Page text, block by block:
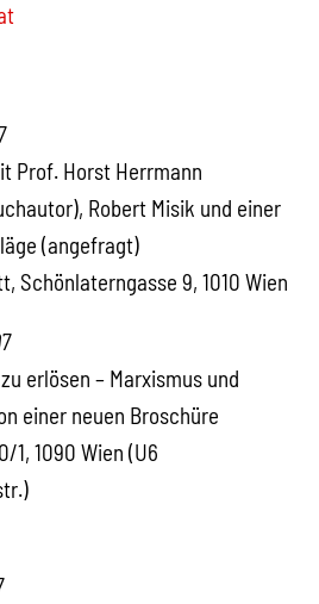
Prof. Horst Herrmann
Robert Misik und einer
(angefragt)
Schönlaterngasse 9, 1010 Wien
erlösen – Marxismus und
einer neuen Broschüre
1, 1090 Wien (U6